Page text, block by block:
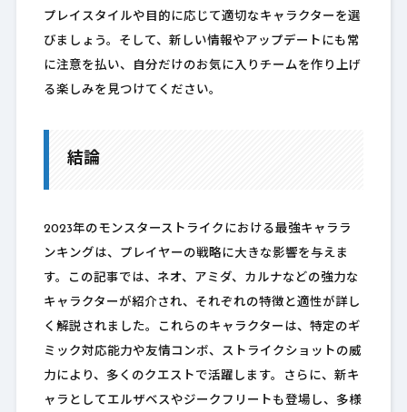
プレイスタイルや目的に応じて適切なキャラクターを選
びましょう。そして、新しい情報やアップデートにも常
に注意を払い、自分だけのお気に入りチームを作り上げ
る楽しみを見つけてください。
結論
2023年のモンスターストライクにおける最強キャララ
ンキングは、プレイヤーの戦略に大きな影響を与えま
す。この記事では、ネオ、アミダ、カルナなどの強力な
キャラクターが紹介され、それぞれの特徴と適性が詳し
く解説されました。これらのキャラクターは、特定のギ
ミック対応能力や友情コンボ、ストライクショットの威
力により、多くのクエストで活躍します。さらに、新キ
ャラとしてエルザベスやジークフリートも登場し、多様